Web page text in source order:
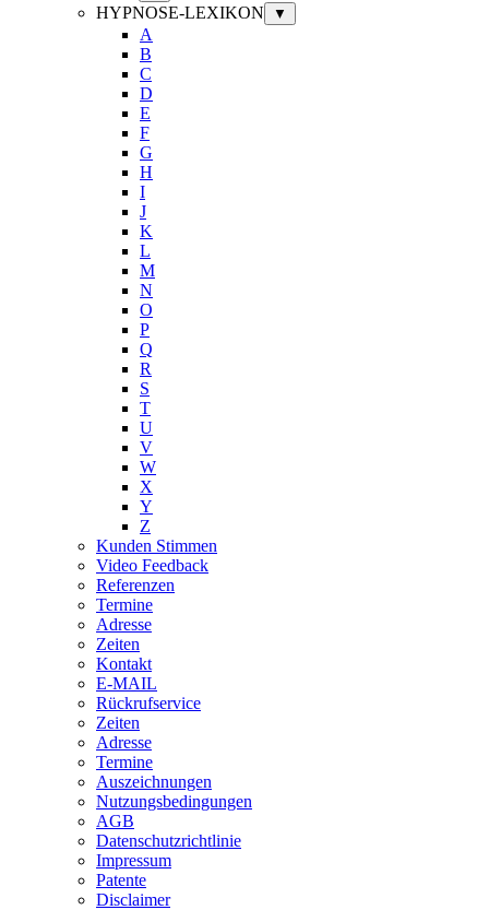
HYPNOSE-LEXIKON ▼
A
B
C
D
E
F
G
H
I
J
K
L
M
N
O
P
Q
R
S
T
U
V
W
X
Y
Z
Kunden Stimmen
Video Feedback
Referenzen
Termine
Adresse
Zeiten
Kontakt
E-MAIL
Rückrufservice
Zeiten
Adresse
Termine
Auszeichnungen
Nutzungsbedingungen
AGB
Datenschutzrichtlinie
Impressum
Patente
Disclaimer